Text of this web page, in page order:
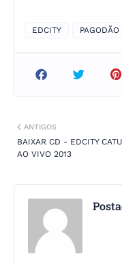
EDCITY PAGODÃO
ANTIGOS
BAIXAR CD - EDCITY
AO VIVO 2013